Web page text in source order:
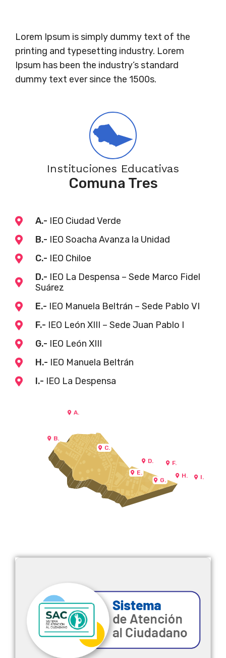
Lorem Ipsum is simply dummy text of the
printing and typesetting industry. Lorem
Ipsum has been the industry’s standard
dummy text ever since the 1500s.
Instituciones Educativas
Comuna Tres
A.- IEO Ciudad Verde
B.- IEO Soacha Avanza la Unidad
C.- IEO Chiloe
D.- IEO La Despensa – Sede Marco Fidel
Suárez
E.- IEO Manuela Beltrán – Sede Pablo VI
F.- IEO León XIII – Sede Juan Pablo I
G.- IEO León XIII
H.- IEO Manuela Beltrán
I.- IEO La Despensa
A.
B.
C.
D.
E.
F.
G.
H. I.